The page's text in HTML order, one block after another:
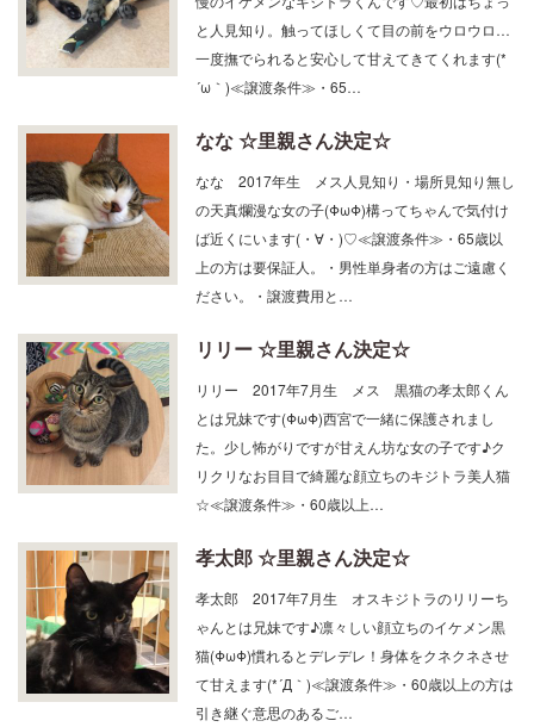
と人見知り。触ってほしくて目の前をウロウロ…
一度撫でられると安心して甘えてきてくれます(*
´ω｀)≪譲渡条件≫・65…
なな ☆里親さん決定☆
の天真爛漫な女の子(ΦωΦ)構ってちゃんで気付け
ば近くにいます(・∀・)♡≪譲渡条件≫・65歳以
上の方は要保証人。・男性単身者の方はご遠慮く
ださい。・譲渡費用と…
リリー ☆里親さん決定☆
とは兄妹です(ΦωΦ)西宮で一緒に保護されまし
た。少し怖がりですが甘えん坊な女の子です♪ク
リクリなお目目で綺麗な顔立ちのキジトラ美人猫
☆≪譲渡条件≫・60歳以上…
孝太郎 ☆里親さん決定☆
ゃんとは兄妹です♪凛々しい顔立ちのイケメン黒
猫(ΦωΦ)慣れるとデレデレ！身体をクネクネさせ
て甘えます(*´Д｀)≪譲渡条件≫・60歳以上の方は
引き継ぐ意思のあるご…